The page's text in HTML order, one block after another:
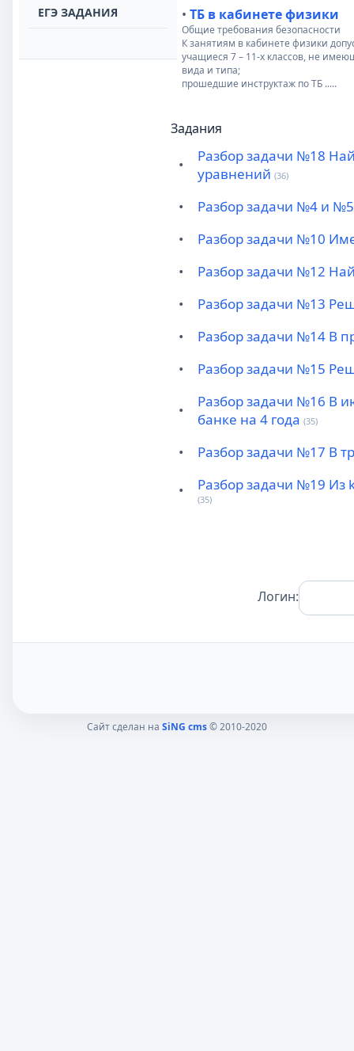
ЕГЭ ЗАДАНИЯ • ТБ в кабинете физики
Общие требования безопасности
К занятиям в кабинете физики
учащиеся 7 – 11-х классов, не
вида и типа;
прошедшие инструктаж по ТБ .....
Задания
•
Разбор задачи №18
уравнений (36)
•
Разбор задачи №4 и №5
•
Разбор задачи №10
•
Разбор задачи №12
•
Разбор задачи №13
•
Разбор задачи №14 В
•
Разбор задачи №15
•
Разбор задачи №16 В
банке на 4 года (35)
• Разбор задачи №17 В
• Разбор задачи №19 Из
(35)
Логин:
Сайт сделан на SiNG cms© 2010-2020